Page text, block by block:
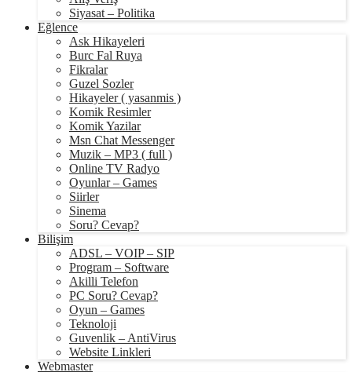
Siyasat – Politika
Eğlence
Ask Hikayeleri
Burc Fal Ruya
Fikralar
Guzel Sozler
Hikayeler ( yasanmis )
Komik Resimler
Komik Yazilar
Msn Chat Messenger
Muzik – MP3 ( full )
Online TV Radyo
Oyunlar – Games
Siirler
Sinema
Soru? Cevap?
Bilişim
ADSL – VOIP – SIP
Program – Software
Akilli Telefon
PC Soru? Cevap?
Oyun – Games
Teknoloji
Guvenlik – AntiVirus
Website Linkleri
Webmaster